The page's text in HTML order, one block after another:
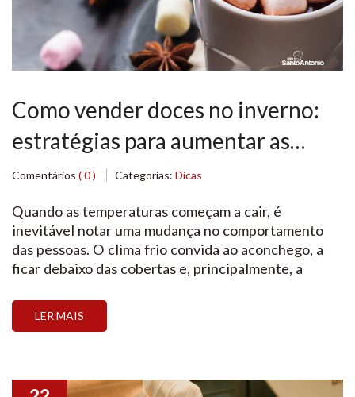
Como vender doces no inverno:
estratégias para aumentar as
vendas no frio
Comentários ( 0 ) Categorias: Dicas
Quando as temperaturas começam a cair, é
inevitável notar uma mudança no comportamento
das pessoas. O clima frio convida ao aconchego, a
ficar debaixo das cobertas e, principalmente, a
conforto. Para quem trabalha no setor, aprender a
vender doces no inverno é uma das chaves de ouro
LER MAIS